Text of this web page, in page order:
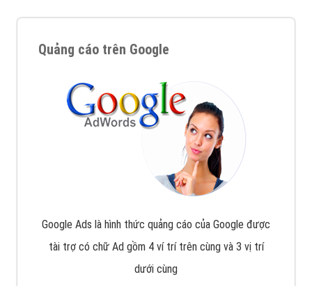
Quảng cáo trên Google
Google Ads là hình thức quảng cáo của Google được
tài trợ có chữ Ad gồm 4 ví trí trên cùng và 3 vị trí
dưới cùng